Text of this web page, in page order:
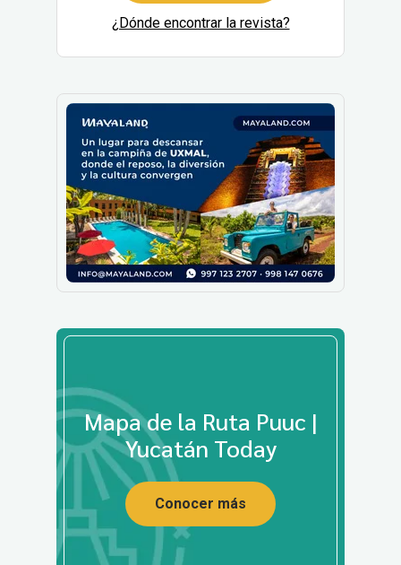
¿Dónde encontrar la revista?
Mapa de la Ruta Puuc |
Yucatán Today
Conocer más